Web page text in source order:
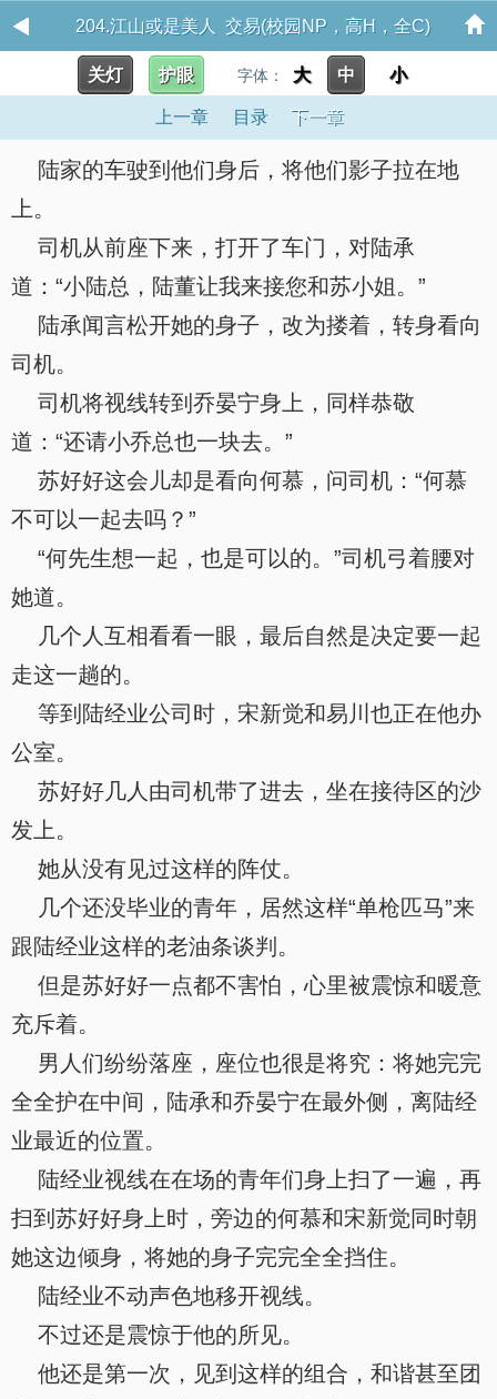
204.江山或是美人 交易(校园NP，高H，全C)
关灯 护眼 字体： 大 中 小
上一章 目录 下一章
陆家的车驶到他们身后，将他们影子拉在地
上。
司机从前座下来，打开了车门，对陆承
道：“小陆总，陆董让我来接您和苏小姐。”
陆承闻言松开她的身子，改为搂着，转身看向
司机。
司机将视线转到乔晏宁身上，同样恭敬
道：“还请小乔总也一块去。”
苏好好这会儿却是看向何慕，问司机：“何慕
不可以一起去吗？”
“何先生想一起，也是可以的。”司机弓着腰对
她道。
几个人互相看看一眼，最后自然是决定要一起
走这一趟的。
等到陆经业公司时，宋新觉和易川也正在他办
公室。
苏好好几人由司机带了进去，坐在接待区的沙
发上。
她从没有见过这样的阵仗。
几个还没毕业的青年，居然这样“单枪匹马”来
跟陆经业这样的老油条谈判。
但是苏好好一点都不害怕，心里被震惊和暖意
充斥着。
男人们纷纷落座，座位也很是将究：将她完完
全全护在中间，陆承和乔晏宁在最外侧，离陆经
业最近的位置。
陆经业视线在在场的青年们身上扫了一遍，再
扫到苏好好身上时，旁边的何慕和宋新觉同时朝
她这边倾身，将她的身子完完全全挡住。
陆经业不动声色地移开视线。
不过还是震惊于他的所见。
他还是第一次，见到这样的组合，和谐甚至团